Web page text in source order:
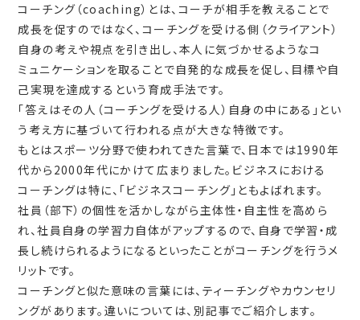
コーチング（coaching）とは、コーチが相手を教えることで
成長を促すのではなく、コーチングを受ける側（クライアント）
自身の考えや視点を引き出し、本人に気づかせるようなコ
ミュニケーションを取ることで自発的な成長を促し、目標や自
己実現を達成するという育成手法です。
「答えはその人（コーチングを受ける人）自身の中にある」とい
う考え方に基づいて行われる点が大きな特徴です。
もとはスポーツ分野で使われてきた言葉で、日本では1990年
代から2000年代にかけて広まりました。ビジネスにおける
コーチングは特に、「ビジネスコーチング」ともよばれます。
社員（部下）の個性を活かしながら主体性・自主性を高めら
れ、社員自身の学習力自体がアップするので、自身で学習・成
長し続けられるようになるといったことがコーチングを行うメ
リットです。
コーチングと似た意味の言葉には、ティーチングやカウンセリ
ングがあります。違いについては、別記事でご紹介します。